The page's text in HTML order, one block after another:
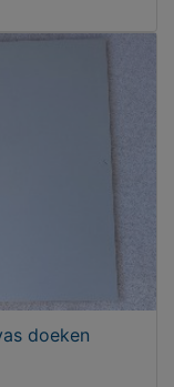
doeken